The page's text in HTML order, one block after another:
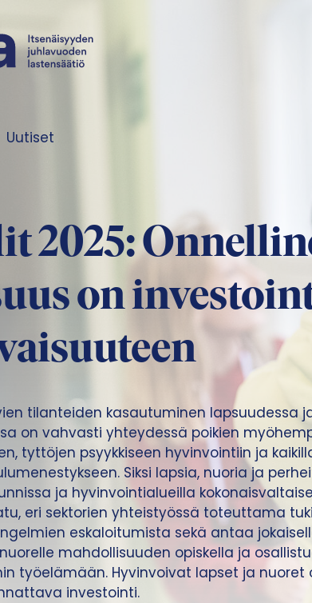
Uutiset
2025:
on
tilanteiden kasautuminen lapsuudessa
on vahvasti yhteydessä poikien
tyttöjen psyykkiseen hyvinvointiin ja
Siksi lapsia, nuoria ja
ja hyvinvointialueilla
eri sektorien yhteistyössä toteuttama
eskaloitumista sekä antaa
mahdollisuuden opiskella ja
työelämään. Hyvinvoivat lapset ja nuoret
investointi.